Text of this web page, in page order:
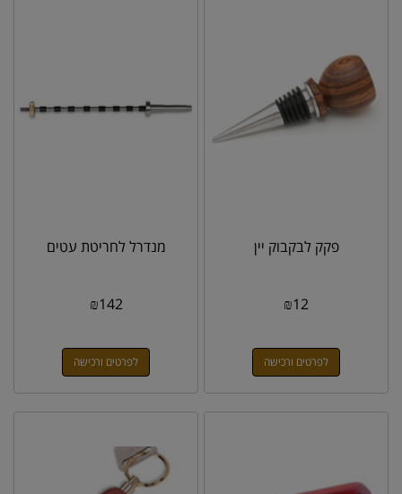
פקק לבקבוק יין
₪12
לפרטים ורכישה
מנדרל לחריטת עטים
₪142
לפרטים ורכישה